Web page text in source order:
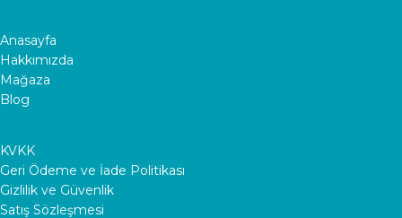
Anasayfa
Hakkımızda
Mağaza
Blog
KVKK
Geri Ödeme ve İade Politikası
Gizlilik ve Güvenlik
Satış Sözleşmesi